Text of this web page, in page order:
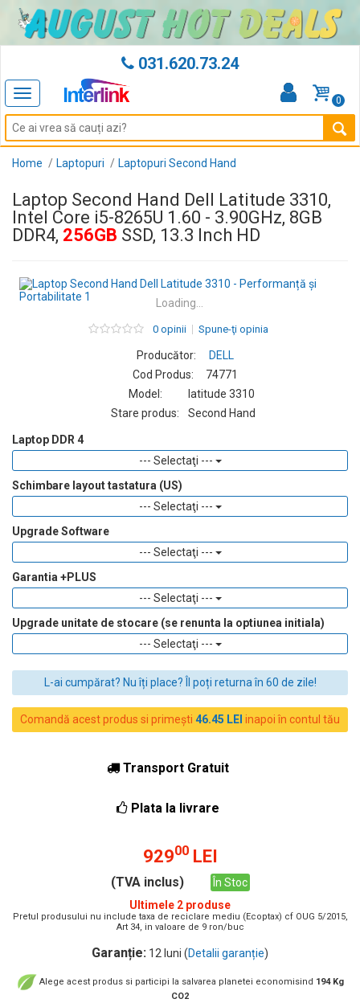
031.620.73.24
Toggle
navigation
0
Home Laptopuri Laptopuri Second Hand
Laptop Second Hand Dell Latitude 3310,
Intel Core i5-8265U 1.60 - 3.90GHz, 8GB
DDR4, 256GB SSD, 13.3 Inch HD
Loading...
0 opinii Spune-ţi opinia
Producător:
DELL
Cod Produs:
74771
Model:
latitude 3310
Stare produs:
Second Hand
Laptop DDR 4
--- Selectaţi ---
Schimbare layout tastatura (US)
--- Selectaţi ---
Upgrade Software
--- Selectaţi ---
Garantia +PLUS
--- Selectaţi ---
Upgrade unitate de stocare (se renunta la optiunea initiala)
--- Selectaţi ---
L-ai cumpărat? Nu îți place? Îl poți returna în 60 de zile!
Comandă acest produs si primești 46.45 LEI inapoi în contul tău
Transport Gratuit
Plata la livrare
92900LEI
(TVA inclus)
În Stoc
Ultimele 2 produse
Pretul produsului nu include taxa de reciclare mediu (Ecoptax) cf OUG 5/2015,
Art 34, in valoare de 9 ron/buc
Garanție: 12 luni (Detalii garanție)
Alege acest produs si participi la salvarea planetei economisind 194 Kg
CO2